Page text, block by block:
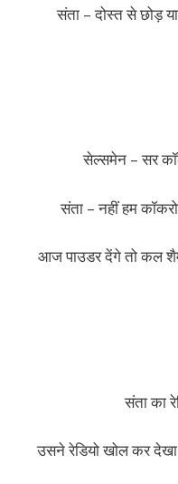
संता – दोस्त से छोड़
सेल्समेन – सर
संता – नहीं हम
आज पाउडर देंगे तो कल
संता का
उसने रेडियो खोल कर